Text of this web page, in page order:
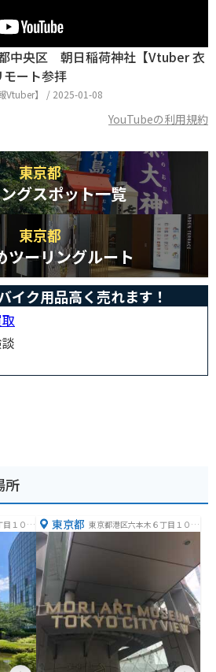
都中央区 朝日稲荷神社【Vtuber 衣
ート参拝
Vtuber】 / 2025-01-08
YouTubeの利用規約
東京都
グスポット一覧
東京都
ツーリングルート
イク用品高く売れます！
所
１０
東京都 東京都港区六本木６丁目１０